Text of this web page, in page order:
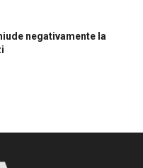
negativamente la